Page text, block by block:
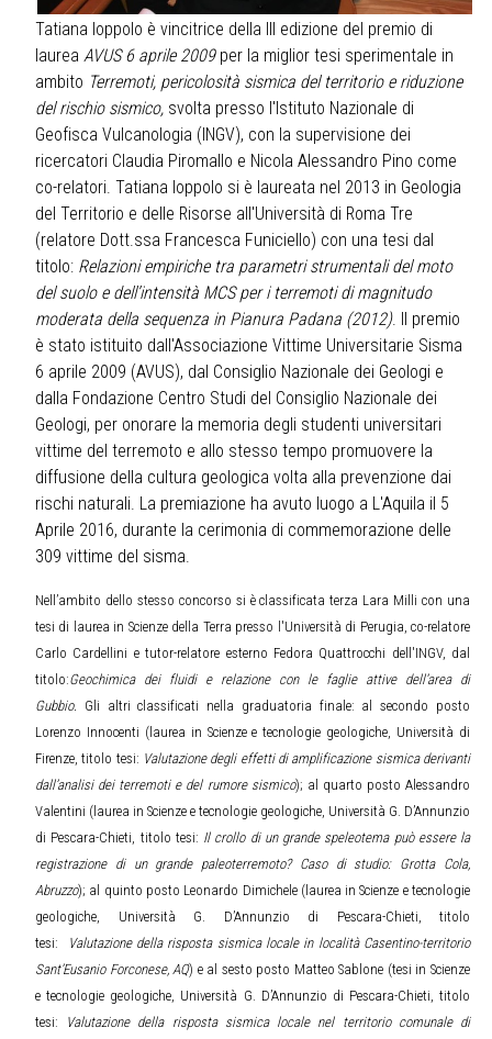
Tatiana Ioppolo è vincitrice della III edizione del premio di
laurea AVUS 6 aprile 2009per la miglior tesi sperimentale in
ambito Terremoti, pericolosità sismica del territorio e riduzione
del rischio sismico, svolta presso l'Istituto Nazionale di
Geofisca Vulcanologia (INGV), con la supervisione dei
ricercatori Claudia Piromallo e Nicola Alessandro Pino come
co-relatori. Tatiana Ioppolo si è laureata nel 2013 in Geologia
del Territorio e delle Risorse all'Università di Roma Tre
(relatore Dott.ssa Francesca Funiciello) con una tesi dal
titolo: Relazioni empiriche tra parametri strumentali del moto
del suolo e dell’intensità MCS per i terremoti di magnitudo
moderata della sequenza in Pianura Padana (2012). Il premio
è stato istituito dall'Associazione Vittime Universitarie Sisma
6 aprile 2009 (AVUS), dal Consiglio Nazionale dei Geologi e
dalla Fondazione Centro Studi del Consiglio Nazionale dei
Geologi, per onorare la memoria degli studenti universitari
vittime del terremoto e allo stesso tempo promuovere la
diffusione della cultura geologica volta alla prevenzione dai
rischi naturali. La premiazione ha avuto luogo a L'Aquila il 5
Aprile 2016, durante la cerimonia di commemorazione delle
309 vittime del sisma.
Nell’ambito dello stesso concorso si è classificata terza Lara Milli con una
tesi di laurea in Scienze della Terra presso l'Università di Perugia, co-relatore
Carlo Cardellini e tutor-relatore esterno Fedora Quattrocchi dell'INGV, dal
titolo:Geochimica dei fluidi e relazione con le faglie attive dell’area di
Gubbio. Gli altri classificati nella graduatoria finale: al secondo posto
Lorenzo Innocenti (laurea in Scienze e tecnologie geologiche, Università di
Firenze, titolo tesi: Valutazione degli effetti di amplificazione sismica derivanti
dall’analisi dei terremoti e del rumore sismico); al quarto posto Alessandro
Valentini (laurea in Scienze e tecnologie geologiche, Università G. D’Annunzio
di Pescara-Chieti, titolo tesi: Il crollo di un grande speleotema può essere la
registrazione di un grande paleoterremoto? Caso di studio: Grotta Cola,
Abruzzo); al quinto posto Leonardo Dimichele (laurea in Scienze e tecnologie
geologiche, Università G. D’Annunzio di Pescara-Chieti, titolo
tesi:
Valutazione della risposta sismica locale in località Casentino-territorio
Sant’Eusanio Forconese, AQ) e al sesto posto Matteo Sablone (tesi in Scienze
e tecnologie geologiche, Università G. D’Annunzio di Pescara-Chieti, titolo
tesi:
Valutazione della risposta sismica locale nel territorio comunale di